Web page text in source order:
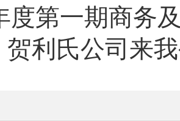
度第一期商务
贺利氏公司来